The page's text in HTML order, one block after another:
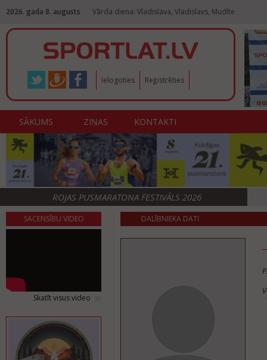
2026. gada 8. augusts Vārda diena: Vladislava, Vladislavs, Mudīte
Ielogoties Reģistrēties
SĀKUMS ZIŅAS KONTAKTI
ROJAS PUSMARATONA FESTIVĀLS 2026
SACENSĪBU VIDEO
Skatīt visus video
DALĪBNIEKA DATI